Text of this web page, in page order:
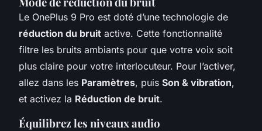
Le OnePlus 9 Pro est doté d’une technologie de
réduction du bruit active. Cette fonctionnalité
filtre les bruits ambiants pour que votre voix soit
plus claire pour votre interlocuteur. Pour l’activer,
allez dans les Paramètres, puis Son & vibration,
et activez la Réduction de bruit.
Équilibrez les niveaux audio